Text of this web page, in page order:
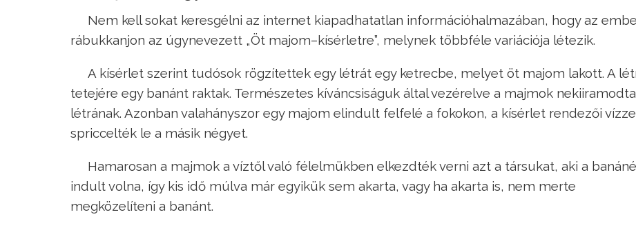
Nem kell sokat keresgélni az internet kiapadhatatlan információhalmazában, hogy az
rábukkanjon az úgynevezett „Öt majom–kísérletre”, melynek többféle variációja létezik.
A kísérlet szerint tudósok rögzítettek egy létrát egy ketrecbe, melyet öt majom lakott. A
tetejére egy banánt raktak. Természetes kíváncsiságuk által vezérelve a majmok
létrának. Azonban valahányszor egy majom elindult felfelé a fokokon, a kísérlet rendezői
spriccelték le a másik négyet.
Hamarosan a majmok a víztől való félelmükben elkezdték verni azt a társukat, aki a
indult volna, így kis idő múlva már egyikük sem akarta, vagy ha akarta is, nem merte
megközelíteni a banánt.